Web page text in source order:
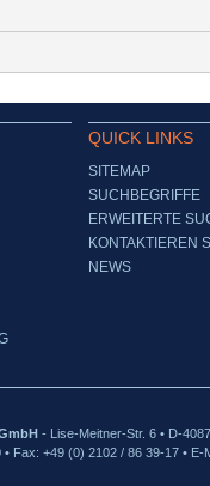
QUICK LINKS
SITEMAP
SUCHBEGRIFFE
ERWEITERTE
KONTAKTIEREN
NEWS
- Lise-Meitner-Str. 6 • D-
Fax: +49 (0) 2102 / 86 39-17 • E-